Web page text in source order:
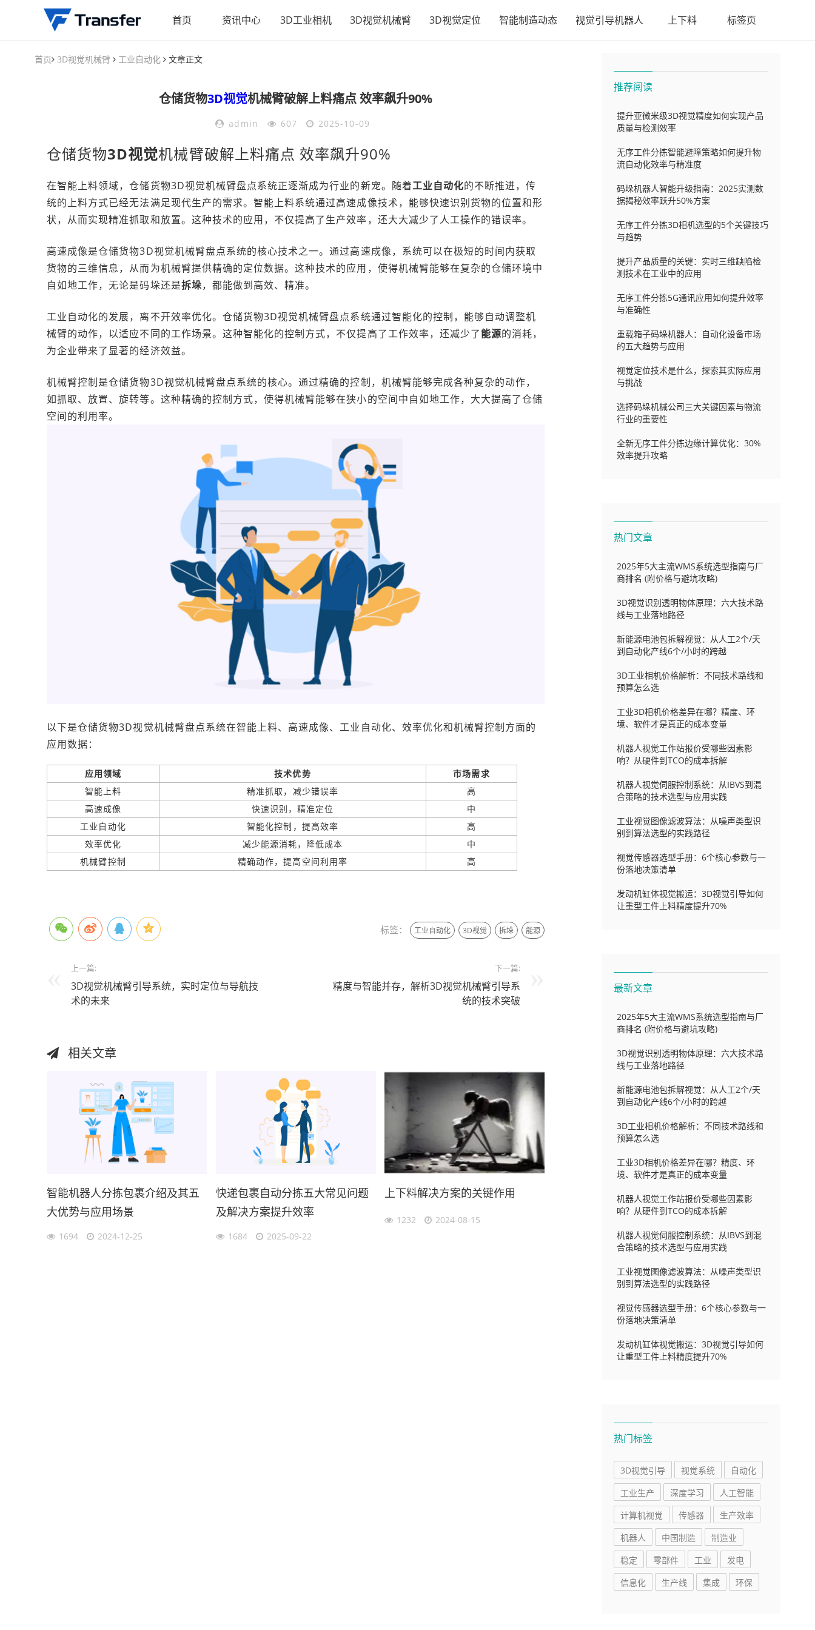
首页 资讯中心 3D工业相机 3D视觉机械臂 3D视觉定位 智能制造动态 视觉引导机器人 上下料 标签页
首页 3D视觉机械臂 工业自动化 文章正文
仓储货物3D视觉机械臂破解上料痛点 效率飙升90%
admin 607 2025-10-09
仓储货物3D视觉机械臂破解上料痛点 效率飙升90%
在智能上料领域，仓储货物3D视觉机械臂盘点系统正逐渐成为行业的新宠。随着工业自动化的不断推进，传
统的上料方式已经无法满足现代生产的需求。智能上料系统通过高速成像技术，能够快速识别货物的位置和形
状，从而实现精准抓取和放置。这种技术的应用，不仅提高了生产效率，还大大减少了人工操作的错误率。
高速成像是仓储货物3D视觉机械臂盘点系统的核心技术之一。通过高速成像，系统可以在极短的时间内获取
货物的三维信息，从而为机械臂提供精确的定位数据。这种技术的应用，使得机械臂能够在复杂的仓储环境中
自如地工作，无论是码垛还是拆垛，都能做到高效、精准。
工业自动化的发展，离不开效率优化。仓储货物3D视觉机械臂盘点系统通过智能化的控制，能够自动调整机
械臂的动作，以适应不同的工作场景。这种智能化的控制方式，不仅提高了工作效率，还减少了能源的消耗，
为企业带来了显著的经济效益。
机械臂控制是仓储货物3D视觉机械臂盘点系统的核心。通过精确的控制，机械臂能够完成各种复杂的动作，
如抓取、放置、旋转等。这种精确的控制方式，使得机械臂能够在狭小的空间中自如地工作，大大提高了仓储
空间的利用率。
以下是仓储货物3D视觉机械臂盘点系统在智能上料、高速成像、工业自动化、效率优化和机械臂控制方面的
应用数据：
应用领域 技术优势
市场需求
智能上料
精准抓取，减少错误率
高
高速成像
快速识别，精准定位
中
工业自动化
智能化控制，提高效率
高
效率优化
减少能源消耗，降低成本
中
机械臂控制
精确动作，提高空间利用率 高
标签： 工业自动化 3D视觉 拆垛 能源
上一篇:
3D视觉机械臂引导系统，实时定位与导航技
术的未来
下一篇:
精度与智能并存，解析3D视觉机械臂引导系
统的技术突破
相关文章
智能机器人分拣包裹介绍及其五
大优势与应用场景
1694 2024-12-25
快递包裹自动分拣五大常见问题
及解决方案提升效率
1684 2025-09-22
上下料解决方案的关键作用
1232 2024-08-15
推荐阅读
提升亚微米级3D视觉精度如何实现产品
质量与检测效率
无序工件分拣智能避障策略如何提升物
流自动化效率与精准度
码垛机器人智能升级指南：2025实测数
据揭秘效率跃升50%方案
无序工件分拣3D相机选型的5个关键技巧
与趋势
提升产品质量的关键：实时三维缺陷检
测技术在工业中的应用
无序工件分拣5G通讯应用如何提升效率
与准确性
重载箱子码垛机器人：自动化设备市场
的五大趋势与应用
视觉定位技术是什么，探索其实际应用
与挑战
选择码垛机械公司三大关键因素与物流
行业的重要性
全新无序工件分拣边缘计算优化：30%
效率提升攻略
热门文章
2025年5大主流WMS系统选型指南与厂
商排名 (附价格与避坑攻略)
3D视觉识别透明物体原理：六大技术路
线与工业落地路径
新能源电池包拆解视觉：从人工2个/天
到自动化产线6个/小时的跨越
3D工业相机价格解析：不同技术路线和
预算怎么选
工业3D相机价格差异在哪？精度、环
境、软件才是真正的成本变量
机器人视觉工作站报价受哪些因素影
响？从硬件到TCO的成本拆解
机器人视觉伺服控制系统：从IBVS到混
合策略的技术选型与应用实践
工业视觉图像滤波算法：从噪声类型识
别到算法选型的实践路径
视觉传感器选型手册：6个核心参数与一
份落地决策清单
发动机缸体视觉搬运：3D视觉引导如何
让重型工件上料精度提升70%
最新文章
2025年5大主流WMS系统选型指南与厂
商排名 (附价格与避坑攻略)
3D视觉识别透明物体原理：六大技术路
线与工业落地路径
新能源电池包拆解视觉：从人工2个/天
到自动化产线6个/小时的跨越
3D工业相机价格解析：不同技术路线和
预算怎么选
工业3D相机价格差异在哪？精度、环
境、软件才是真正的成本变量
机器人视觉工作站报价受哪些因素影
响？从硬件到TCO的成本拆解
机器人视觉伺服控制系统：从IBVS到混
合策略的技术选型与应用实践
工业视觉图像滤波算法：从噪声类型识
别到算法选型的实践路径
视觉传感器选型手册：6个核心参数与一
份落地决策清单
发动机缸体视觉搬运：3D视觉引导如何
让重型工件上料精度提升70%
热门标签
3D视觉引导 视觉系统
自动化
工业生产
深度学习
人工智能
计算机视觉
传感器
生产效率
机器人
中国制造
制造业
稳定
零部件 工业
发电
信息化
生产线 集成 环保